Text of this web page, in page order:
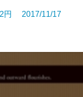
円 2017/11/17